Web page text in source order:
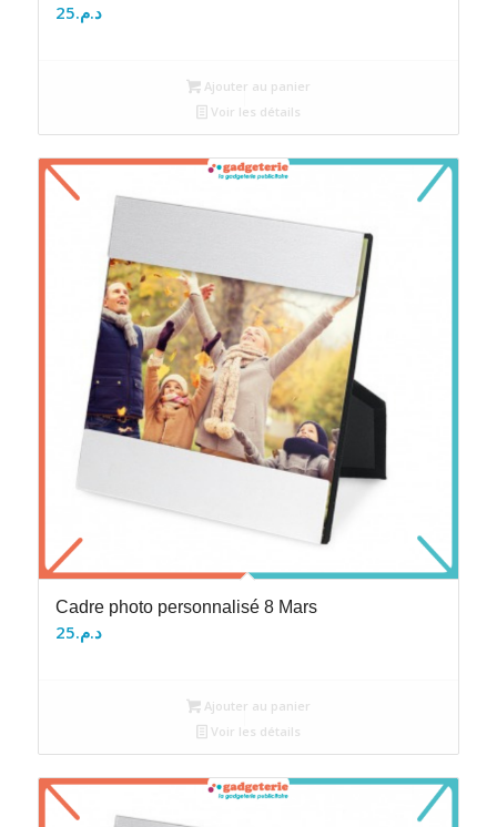
د.م.25
Ajouter au panier
Voir les détails
Cadre photo personnalisé 8 Mars
د.م.25
Ajouter au panier
Voir les détails